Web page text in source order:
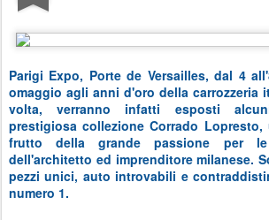
Parigi Expo, Porte de Versailles, dal 4
omaggio agli anni d'oro della carrozzeria
volta, verranno infatti esposti
prestigiosa collezione Corrado
frutto della grande passione per
dell'architetto ed imprenditore milanese.
pezzi unici, auto introvabili e
numero 1.